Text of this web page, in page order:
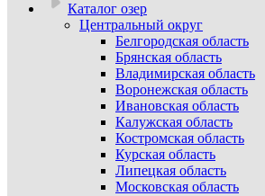
Каталог озер
Центральный округ
Белгородская область
Брянская область
Владимирская область
Воронежская область
Ивановская область
Калужская область
Костромская область
Курская область
Липецкая область
Московская область